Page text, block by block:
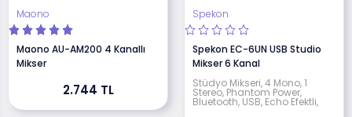
Maono
Maono AU-AM200 4 Kanallı
Mikser
2.744 TL
Spekon
Spekon EC-6UN USB Studio
Mikser 6 Kanal
Stüdyo Mikseri, 4 Mono, 1
Stereo, Phantom Power,
Bluetooth, USB, Echo Efektli,